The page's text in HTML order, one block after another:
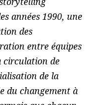
années 1990, une
des
entre équipes
circulation de
de la
du changement à